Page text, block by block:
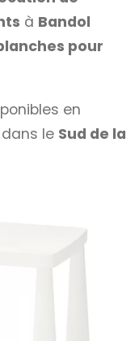
à Bandol
pour
en
le Sud de la